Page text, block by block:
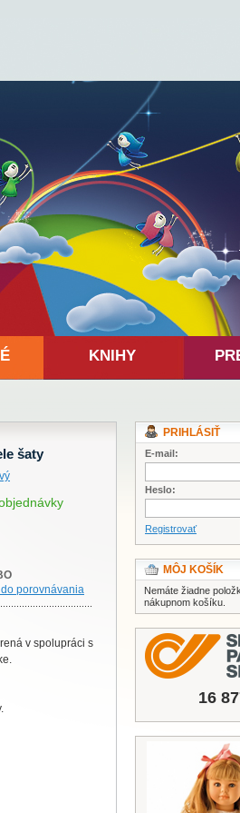
KNIHY
šaty
porovnávania
v spolupráci s
PRIHLÁSIŤ
E-mail:
Heslo:
Registrovať
MÔJ KOŠÍK
Nemáte žiadne
nákupnom košíku.
16